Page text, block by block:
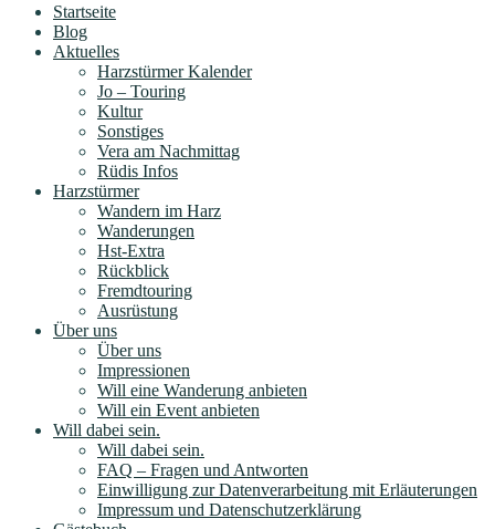
Startseite
Blog
Aktuelles
Harzstürmer Kalender
Jo – Touring
Kultur
Sonstiges
Vera am Nachmittag
Rüdis Infos
Harzstürmer
Wandern im Harz
Wanderungen
Hst-Extra
Rückblick
Fremdtouring
Ausrüstung
Über uns
Über uns
Impressionen
Will eine Wanderung anbieten
Will ein Event anbieten
Will dabei sein.
Will dabei sein.
FAQ – Fragen und Antworten
Einwilligung zur Datenverarbeitung mit Erläuterungen
Impressum und Datenschutzerklärung